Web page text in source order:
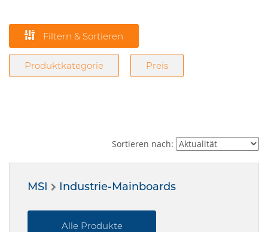
Filtern & Sortieren
Produktkategorie Preis
Sortieren nach:
MSI Industrie-Mainboards
Alle Produkte